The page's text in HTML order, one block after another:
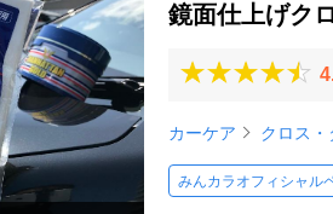
鏡面仕上げク
カーケア クロス・
みんカラオフィシャル